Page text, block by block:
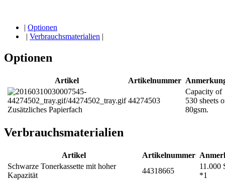
| Optionen
| Verbrauchsmaterialien |
Optionen
Artikel Artikelnummer
Zusätzliches Papierfach
44274503
Capacity of
530 sheets
80gsm.
Verbrauchsmaterialien
Artikel Artikelnummer
Schwarze Tonerkassette mit hoher
Kapazität
44318665
11.000
*1